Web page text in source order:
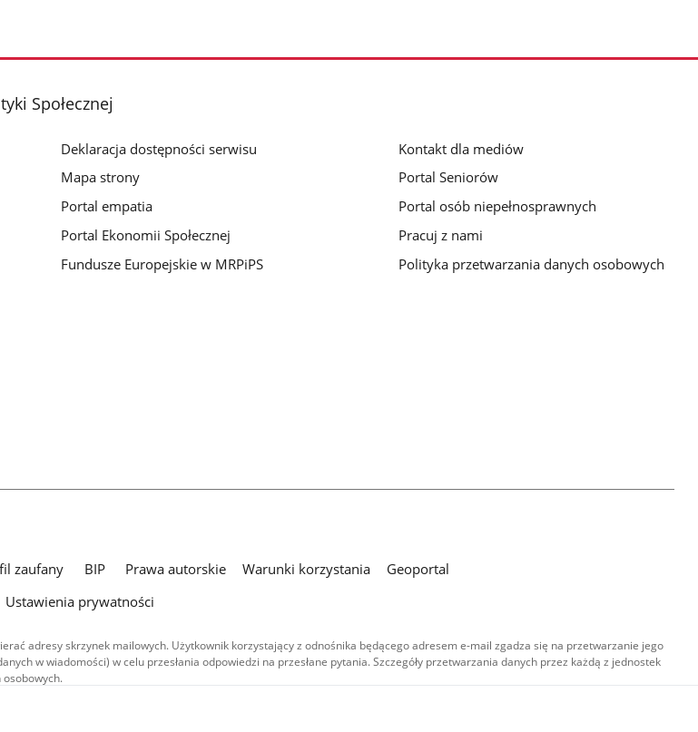
Społecznej
Deklaracja dostępności serwisu
Mapa strony
Portal empatia
Portal Ekonomii Społecznej
Fundusze Europejskie w MRPiPS
Kontakt dla mediów
Portal Seniorów
Portal osób niepełnosprawnych
Pracuj z nami
Polityka przetwarzania danych osobowych
zaufany BIP Prawa autorskie Warunki korzystania
Geoportal
Ustawienia prywatności
adresy skrzynek mailowych. Użytkownik korzystający z odnośnika będącego adresem e-mail zgadza się na przetwarzanie jego
w wiadomości) w celu przesłania odpowiedzi na przesłane pytania. Szczegóły przetwarzania danych przez każdą z jednostek
(z wyłączeniem treści audiowizualnych), są
Commons: uznanie autorstwa - na tych samych